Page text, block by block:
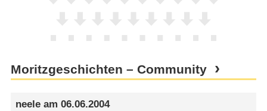
Moritzgeschichten – Community
neele am06.06.2004